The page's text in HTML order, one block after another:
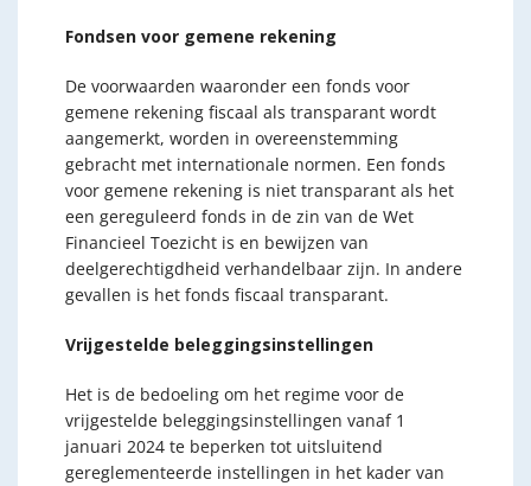
Fondsen voor gemene rekening
De voorwaarden waaronder een fonds voor
gemene rekening fiscaal als transparant wordt
aangemerkt, worden in overeenstemming
gebracht met internationale normen. Een fonds
voor gemene rekening is niet transparant als het
een gereguleerd fonds in de zin van de Wet
Financieel Toezicht is en bewijzen van
deelgerechtigdheid verhandelbaar zijn. In andere
gevallen is het fonds fiscaal transparant.
Vrijgestelde beleggingsinstellingen
Het is de bedoeling om het regime voor de
vrijgestelde beleggingsinstellingen vanaf 1
januari 2024 te beperken tot uitsluitend
gereglementeerde instellingen in het kader van